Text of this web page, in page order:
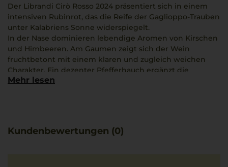
Der Librandi Cirò Rosso 2024 präsentiert sich in einem
intensiven Rubinrot, das die Reife der Gaglioppo-Trauben
unter Kalabriens Sonne widerspiegelt.
In der Nase dominieren lebendige Aromen von Kirschen
und Himbeeren. Am Gaumen zeigt sich der Wein
fruchtbetont mit einem klaren und zugleich weichen
Charakter. Ein dezenter Pfefferhauch ergänzt die
fruchtigen Noten und sorgt für eine angenehme Würze.
Nuancen elegant begleiten.
Mehr lesen
Kundenbewertungen (0)